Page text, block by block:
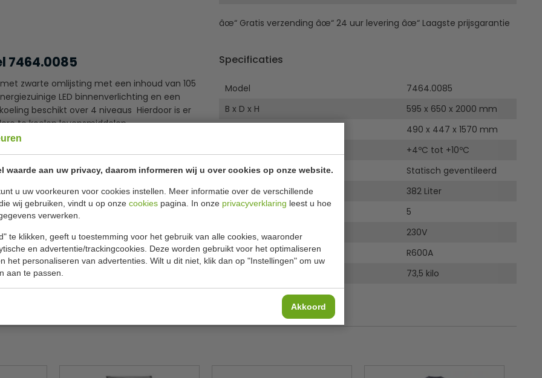
waarde aan uw privacy, daarom informeren wij u over cookies op onze website.
u uw voorkeuren voor cookies instellen. Meer informatie over de verschillende
wij gebruiken, vindt u op onze cookies pagina. In onze privacyverklaring leest u hoe
verwerken.
te klikken, geeft u toestemming voor het gebruik van alle cookies, waaronder
en advertentie/trackingcookies. Deze worden gebruikt voor het optimaliseren
het personaliseren van advertenties. Wilt u dit niet, klik dan op "Instellingen" om uw
aan te passen.
Akkoord
âœ“ Gratis verzending âœ“ 24 uur levering âœ“ Laagste prijsgarantie
7464.0085
zwarte omlijsting met een inhoud van 105
LED binnenverlichting en een
beschikt over 4 niveaus Hierdoor is er
te koelen levensmiddelen.
tankstation of cafetaria om drank in
- 0200-0205-0210
0093-0094-0095
Specificaties
Model
7464.0085
B x D x H
595 x 650 x 2000 mm
490 x 447 x 1570 mm
+4ºC tot +10ºC
Type koeling
Statisch geventileerd
Inhoud
382 Liter
Roosters
5
Voltage
230V
Koelmiddel
R600A
73,5 kilo